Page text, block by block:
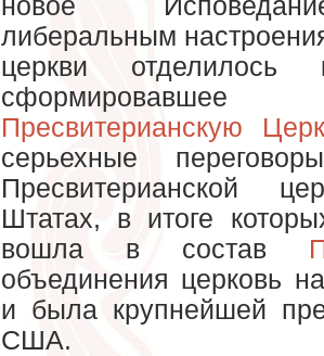
новое
либеральным
церкви отделилось
Пресвитерианскую
серьехные
Пресвитерианской
Штатах, в итоге
вошла в состав
объединения церковь
и была крупнейшей
США.